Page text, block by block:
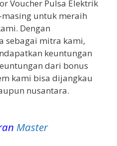
Voucher Pulsa Elektrik
untuk meraih
Dengan
sebagai mitra kami,
keuntungan
dari bonus
kami bisa dijangkau
nusantara.
Master